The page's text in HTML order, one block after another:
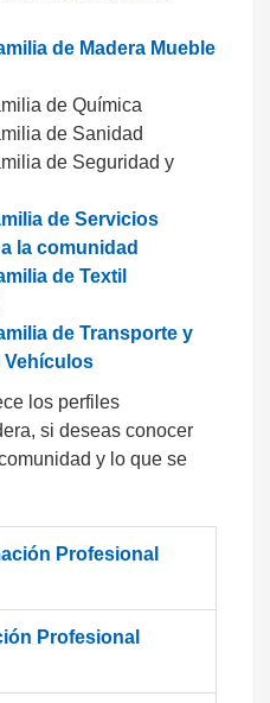
de Madera Mueble
de Química
de Sanidad
de Seguridad y
de Servicios
la comunidad
de Textil
de Transporte y
Vehículos
los perfiles
si deseas conocer
y lo que se
Profesional
Profesional